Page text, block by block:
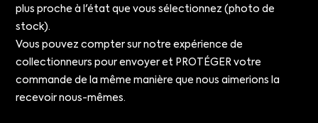
plus proche à l'état que vous sélectionnez (photo de
stock).
Vous pouvez compter sur notre expérience de
collectionneurs pour envoyer et PROTÉGER votre
commande de la même manière que nous aimerions la
recevoir nous-mêmes.